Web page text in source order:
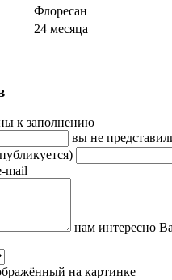
Флоресан
24 месяца
к заполнению
вы не
mail
нам интересно
на картинке